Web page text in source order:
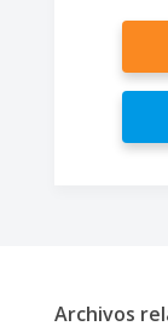
Archivos